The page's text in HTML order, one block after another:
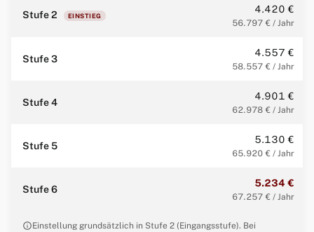
Stufe 2 EINSTIEG
4.420 €
56.797 € / Jahr
Stufe 3
4.557 €
58.557 € / Jahr
Stufe 4
4.901 €
62.978 € / Jahr
Stufe 5
5.130 €
65.920 € / Jahr
Stufe 6
5.234 €
67.257 € / Jahr
infoEinstellung grundsätzlich in Stufe 2 (Eingangsstufe). Bei